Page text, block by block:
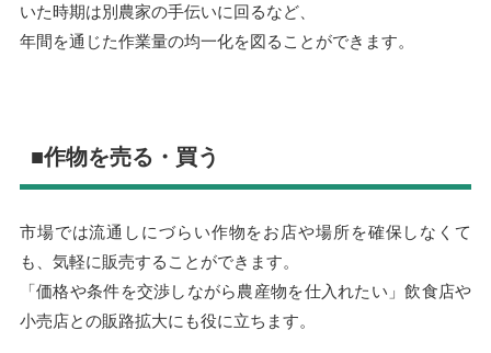
いた時期は別農家の手伝いに回るなど、
年間を通じた作業量の均一化を図ることができます。
■作物を売る・買う
市場では流通しにづらい作物をお店や場所を確保しなくて
も、気軽に販売することができます。
「価格や条件を交渉しながら農産物を仕入れたい」飲食店や
小売店との販路拡大にも役に立ちます。